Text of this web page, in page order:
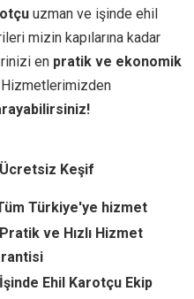
uzman ve işinde ehil
mizin kapılarına kadar
en pratik ve ekonomik
Keşif
Türkiye'ye hizmet
ve Hızlı Hizmet
Ehil Karotçu Ekip